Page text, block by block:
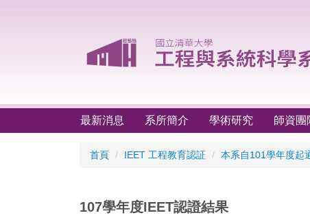
最新消息 系所簡介 學術研究 師資團
首頁 IEET 工程教育認証 本系自101學年度起
107學年度IEET認證結果